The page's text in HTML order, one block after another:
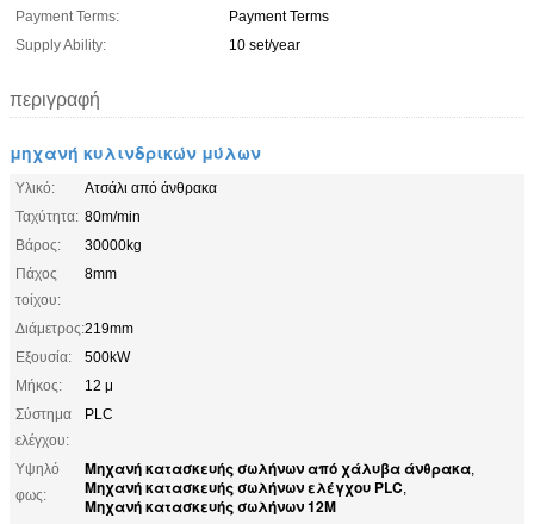
Payment Terms:
Payment Terms
Supply Ability:
10 set/year
περιγραφή
μηχανή κυλινδρικών μύλων
Υλικό:
Ατσάλι από άνθρακα
Ταχύτητα: 80m/min
Βάρος:
30000kg
Πάχος
τοίχου:
8mm
Διάμετρος:219mm
Εξουσία:
500kW
Μήκος:
12 μ
Σύστημα
ελέγχου:
PLC
Υψηλό
φως:
Μηχανή κατασκευής σωλήνων από χάλυβα άνθρακα,
Μηχανή κατασκευής σωλήνων ελέγχου PLC,
Μηχανή κατασκευής σωλήνων 12M